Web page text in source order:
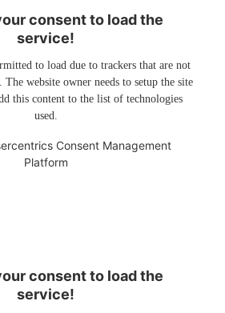
consent to load the
service!
to load due to trackers that are not
website owner needs to setup the site
this content to the list of technologies
used.
Consent Management
Platform
consent to load the
service!